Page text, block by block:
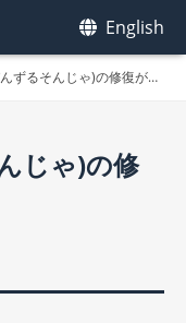
English
んじゃ)の修復が完成しました〇
じゃ)の修